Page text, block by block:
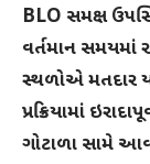
BLO સમક્ષ
વર્તમાન સમયમાં
સ્થળોએ મતદાર
પ્રક્રિયામાં
ગોટાળા સામે